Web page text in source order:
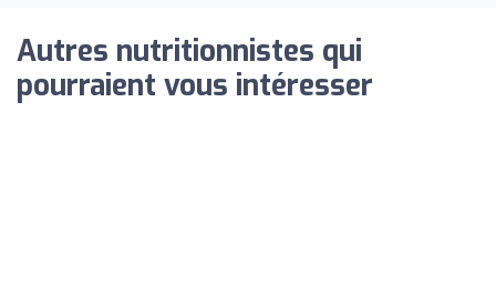
Autres nutritionnistes qui
pourraient vous intéresser